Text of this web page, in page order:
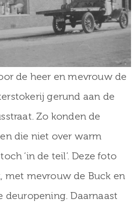
de heer en mevrouw de
gerund aan de
Zo konden de
die niet over warm
‘in de teil’. Deze foto
met mevrouw de Buck en
deuropening. Daarnaast